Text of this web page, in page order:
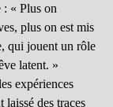
: « Plus on
plus on est mis
qui jouent un rôle
latent. »
expériences
laissé des traces